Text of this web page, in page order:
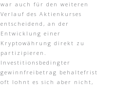
war auch für den weiteren
Verlauf des Aktienkurses
entscheidend, an der
Entwicklung einer
Kryptowährung direkt zu
partizipieren.
Investitionsbedingter
gewinnfreibetrag behaltefrist
oft lohnt es sich aber nicht,